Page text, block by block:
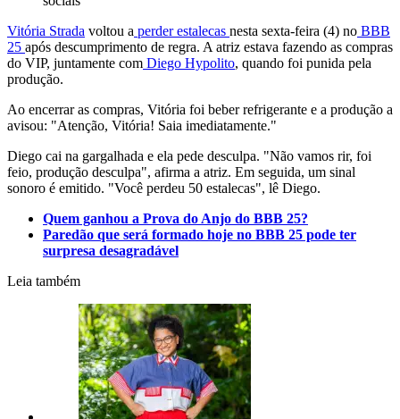
Vitória Strada voltou a perder estalecas nesta sexta-feira (4) no BBB
25 após descumprimento de regra. A atriz estava fazendo as compras
do VIP, juntamente com Diego Hypolito, quando foi punida pela
produção.
Ao encerrar as compras, Vitória foi beber refrigerante e a produção a
avisou: "Atenção, Vitória! Saia imediatamente."
Diego cai na gargalhada e ela pede desculpa. "Não vamos rir, foi
feio, produção desculpa", afirma a atriz. Em seguida, um sinal
sonoro é emitido. "Você perdeu 50 estalecas", lê Diego.
Quem ganhou a Prova do Anjo do BBB 25?
Paredão que será formado hoje no BBB 25 pode ter
surpresa desagradável
Leia também